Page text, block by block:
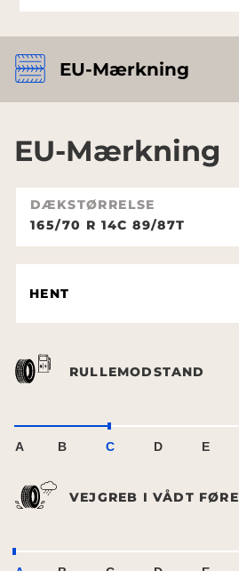
EU-Mærkning
EU-Mærkning
DÆKSTØRRELSE
165/70 R 14C 89/87T
HENT
RULLEMODSTAND
A B C D E
VEJGREB I VÅDT FØRE